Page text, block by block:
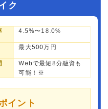
ク
4.5%〜18.0%
最大500万円
Webで最短8分融資も
可能！※
イント